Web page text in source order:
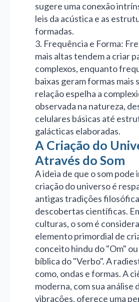
sugere uma conexão
leis da acústica e as
formadas.
3. Frequência e Forma:
mais altas tendem a criar
complexos, enquanto
baixas geram formas mais
relação espelha a
observada na natureza,
celulares básicas até
galácticas elaboradas.
A Criação do
Através do Som
A ideia de que o som pode
criação do universo é
antigas tradições
descobertas científicas.
culturas, o som é
elemento primordial de
conceito hindu do "Om" ou
bíblica do "Verbo". A
como, ondas e formas. A
moderna, com sua análise
vibrações, oferece uma